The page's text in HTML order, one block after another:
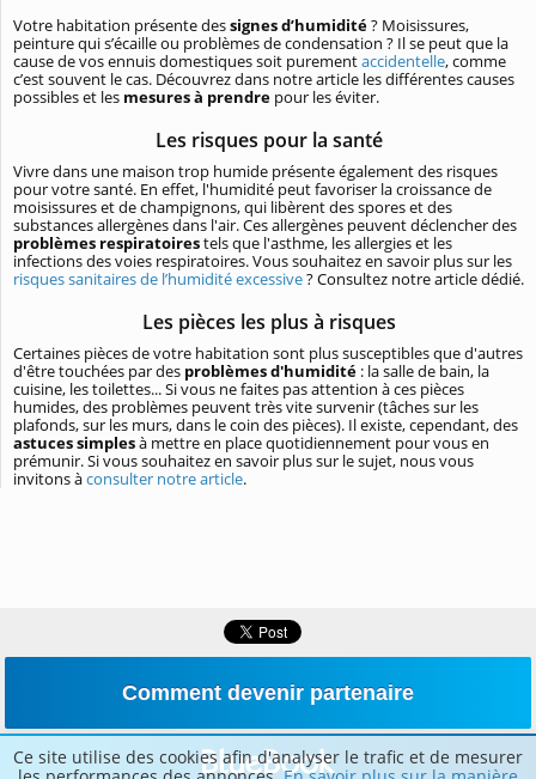
Votre habitation présente dessignes d’humidité? Moisissures,
peinture qui s’écaille ou problèmes de condensation ? Il se peut que la
cause de vos ennuis domestiques soit purementaccidentelle, comme
c’est souvent le cas. Découvrez dans notre article les différentes causes
possibles et les mesures à prendre pour les éviter.
Les risques pour la santé
Vivre dans une maison trop humide présente également des risques
pour votre santé. En effet, l'humidité peut favoriser la croissance de
moisissures et de champignons, qui libèrent des spores et des
substances allergènes dans l'air. Ces allergènes peuvent déclencher des
problèmes respiratoirestels que l'asthme, les allergies et les
infections des voies respiratoires. Vous souhaitez en savoir plus sur les
risques sanitaires de l’humidité excessive? Consultez notre article dédié.
Les pièces les plus à risques
Certaines pièces de votre habitation sont plus susceptibles que d'autres
d'être touchées par des problèmes d'humidité : la salle de bain, la
cuisine, les toilettes... Si vous ne faites pas attention à ces pièces
humides, des problèmes peuvent très vite survenir (tâches sur les
plafonds, sur les murs, dans le coin des pièces). Il existe, cependant, des
astuces simplesà mettre en place quotidiennement pour vous en
prémunir. Si vous souhaitez en savoir plus sur le sujet, nous vous
invitons àconsulter notre article.
Comment devenir partenaire
Ce site utilise des cookies afin d'analyser le trafic et de mesurer